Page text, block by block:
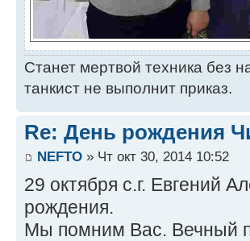
Станет мертвой техника без
танкист не выполнит приказ.
Re: День рождения
NEFTO » Чт окт 30, 2014 10:52
29 октября с.г. Евгений
рождения.
Мы помним Вас. Вечный